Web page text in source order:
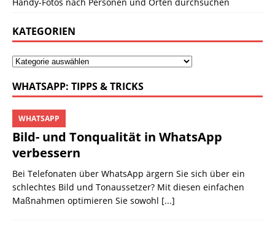
KATEGORIEN
WHATSAPP: TIPPS & TRICKS
Bild- und Tonqualität in WhatsApp
verbessern
WHATSAPP
Bei Telefonaten über WhatsApp ärgern Sie sich über ein
schlechtes Bild und Tonaussetzer? Mit diesen einfachen
Maßnahmen optimieren Sie sowohl [...]